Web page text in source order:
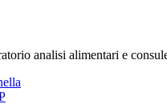
analisi alimentari e